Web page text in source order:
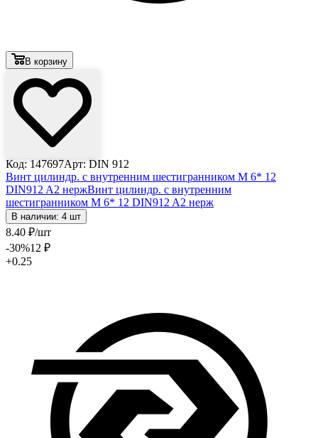
В корзину
Код: 147697Арт: DIN 912
Винт цилиндр. с внутренним шестигранником М 6* 12
DIN912 A2 нержВинт цилиндр. с внутренним
шестигранником М 6* 12 DIN912 A2 нерж
В наличии: 4 шт
8.40 ₽/шт
-30%12 ₽
+0.25